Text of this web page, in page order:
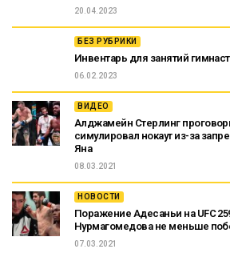
20.04.2023
БЕЗ РУБРИКИ
Инвентарь для занятий
06.02.2023
ВИДЕО
Алджамейн Стерлинг
симулировал нокаут из-за
Яна
08.03.2021
НОВОСТИ
Поражение Адесаньи на UFC
Нурмагомедова не меньше
07.03.2021